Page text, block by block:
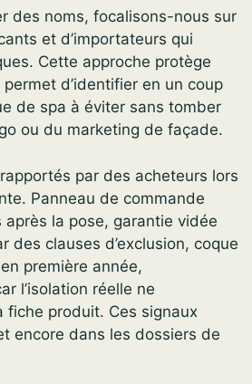
des noms, focalisons-nous sur
et d’importateurs qui
Cette approche protège
d’identifier en un coup
de spa à éviter sans tomber
ou du marketing de façade.
par des acheteurs lors
Panneau de commande
après la pose, garantie vidée
des clauses d’exclusion, coque
première année,
l’isolation réelle ne
fiche produit. Ces signaux
encore dans les dossiers de